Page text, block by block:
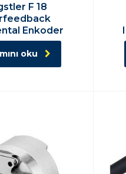
F 18
Enkoder
oku